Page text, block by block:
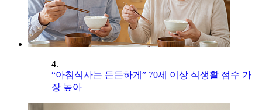
4.
“아침식사는 든든하게” 70세 이상 식생활 점수 가
장 높아